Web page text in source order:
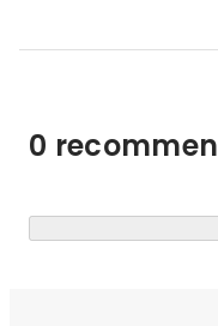
-　強み・魅力について
-     現在募集中のポジ
＜申し込み方法＞
0